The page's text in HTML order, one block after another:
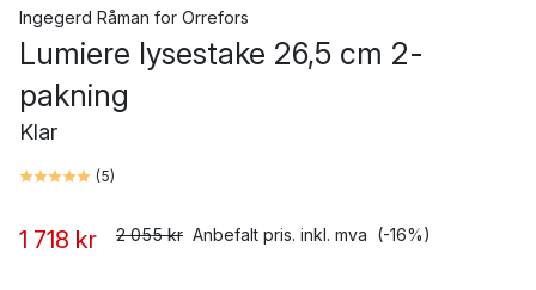
Ingegerd Råman for Orrefors
Lumiere lysestake 26,5 cm 2-
pakning
Klar
(5)
1 718 kr 2 055 kr Anbefalt pris. inkl. mva (-16%)